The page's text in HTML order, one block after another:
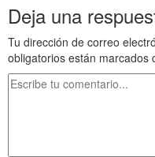
Deja una
Tu dirección de correo
obligatorios están marcados